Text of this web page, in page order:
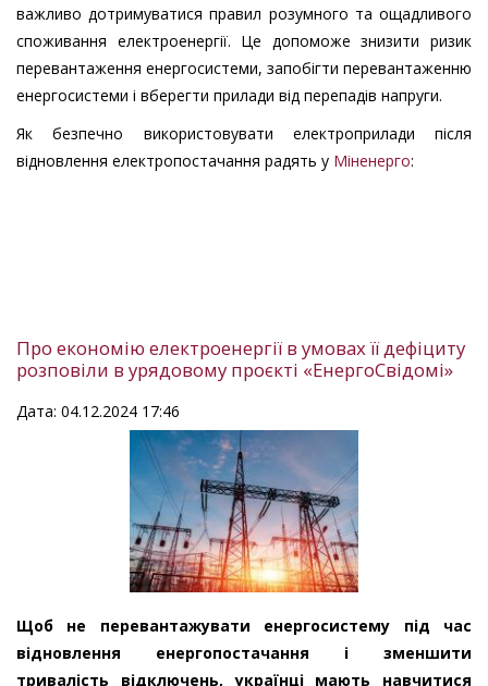
важливо дотримуватися правил розумного та ощадливого
споживання електроенергії. Це допоможе знизити ризик
перевантаження енергосистеми, запобігти перевантаженню
енергосистеми і вберегти прилади від перепадів напруги.
Як безпечно використовувати електроприлади після
відновлення електропостачання радять у Міненерго:
Про економію електроенергії в умовах її дефіциту
розповіли в урядовому проєкті «ЕнергоСвідомі»
Дата: 04.12.2024 17:46
Щоб не перевантажувати енергосистему під час
відновлення енергопостачання і зменшити
тривалість відключень, українці мають навчитися